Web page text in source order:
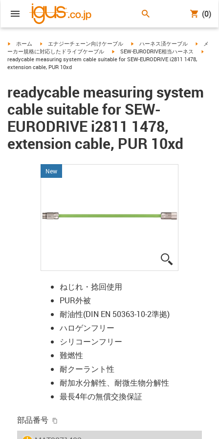
(0)
igus-icon-arrow-right
ホーム igus-icon-arrow-right
エナジーチェーン向けケーブル igus-icon-arrow-right
ハーネス済ケーブル igus-
メ
ーカー規格に対応したドライブケーブル
igus-icon-arrow-right
SEW-EURODRIVE相当ハーネス
readycable measuring system cable suitable for SEW-EURODRIVE i2811 1478,
extension cable, PUR 10xd
readycable measuring system
cable suitable for SEW-
EURODRIVE i2811 1478,
extension cable, PUR 10xd
New
ねじれ・捻回使用
PUR外被
耐油性(DIN EN 50363-10-2準拠)
ハロゲンフリー
シリコーンフリー
難燃性
耐クーラント性
耐加水分解性、耐微生物分解性
最長4年の無償交換保証
部品番号